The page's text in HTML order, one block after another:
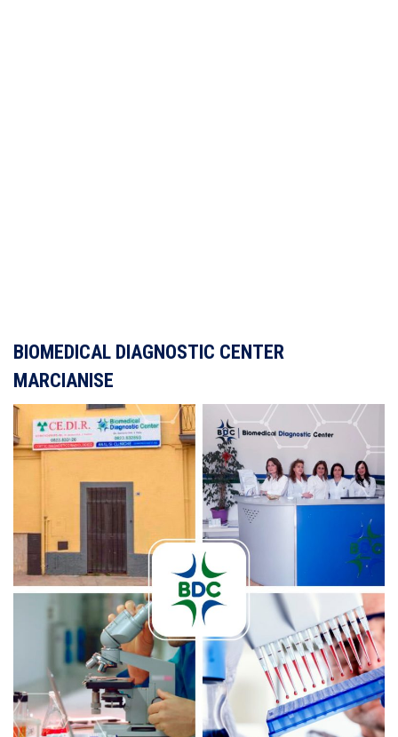
BIOMEDICAL DIAGNOSTIC CENTER
MARCIANISE